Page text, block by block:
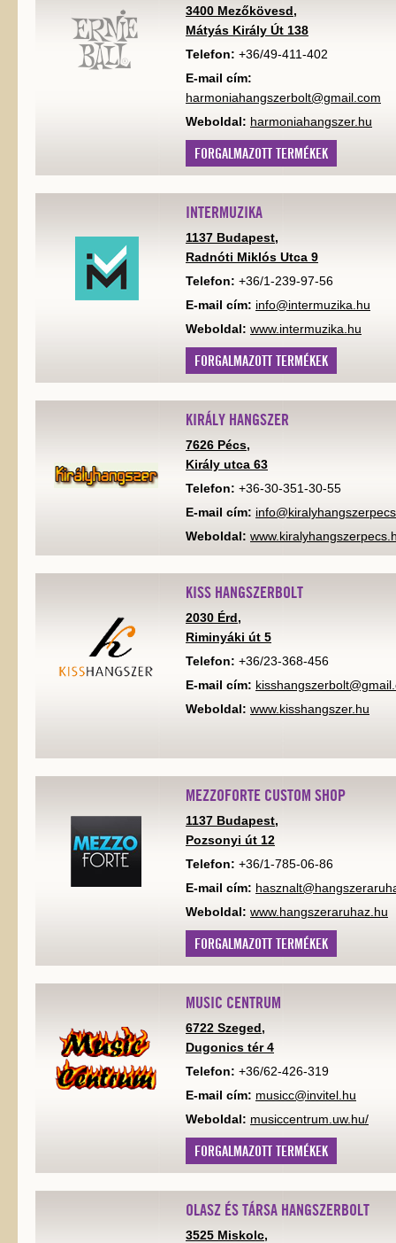
3400 Mezőkövesd,
Mátyás Király Út 138
Telefon: +36/49-411-402
E-mail cím:
harmoniahangszerbolt@gmail.com
Weboldal: harmoniahangszer.hu
FORGALMAZOTT TERMÉKEK
INTERMUZIKA
1137 Budapest,
Radnóti Miklós Utca 9
Telefon: +36/1-239-97-56
E-mail cím: info@intermuzika.hu
Weboldal: www.intermuzika.hu
FORGALMAZOTT TERMÉKEK
KIRÁLY HANGSZER
7626 Pécs,
Király utca 63
Telefon: +36-30-351-30-55
E-mail cím:
Weboldal:
KISS HANGSZERBOLT
2030 Érd,
Riminyáki út 5
Telefon: +36/23-368-456
E-mail cím:
Weboldal: www.kisshangszer.hu
MEZZOFORTE CUSTOM SHOP
1137 Budapest,
Pozsonyi út 12
Telefon: +36/1-785-06-86
E-mail cím:
Weboldal: www.hangszeraruhaz.hu
FORGALMAZOTT TERMÉKEK
MUSIC CENTRUM
6722 Szeged,
Dugonics tér 4
Telefon: +36/62-426-319
E-mail cím: musicc@invitel.hu
Weboldal: musiccentrum.uw.hu/
FORGALMAZOTT TERMÉKEK
OLASZ ÉS TÁRSA HANGSZERBOLT
3525 Miskolc,